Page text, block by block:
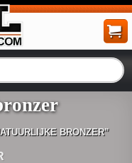
BRONZER”